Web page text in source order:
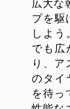
プを駆
しよ
でも広
り、
のタイ
を待っ